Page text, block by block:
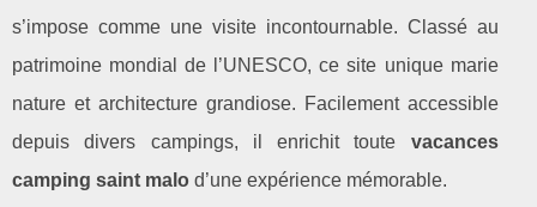
s’impose comme une visite incontournable. Classé au
patrimoine mondial de l’UNESCO, ce site unique marie
nature et architecture grandiose. Facilement accessible
depuis divers campings, il enrichit toute vacances
camping saint malo d’une expérience mémorable.